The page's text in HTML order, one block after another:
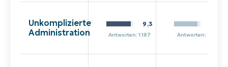
Unkomplizierte
Administration
9,3
Antworten: 1.187 Antworten: 209